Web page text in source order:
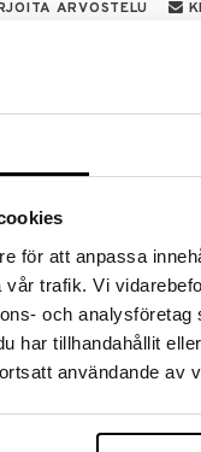
för att anpassa
trafik. Vi
och
har tillhandahållit
användande av
ARVOSTELU
erittäin kuivalle ja
kostealle iholle ja
sekä aikuiset että
Lauryyliglukosidi,
Natriumkloridi,
Sakkaroosi-
Sitruunahappo,